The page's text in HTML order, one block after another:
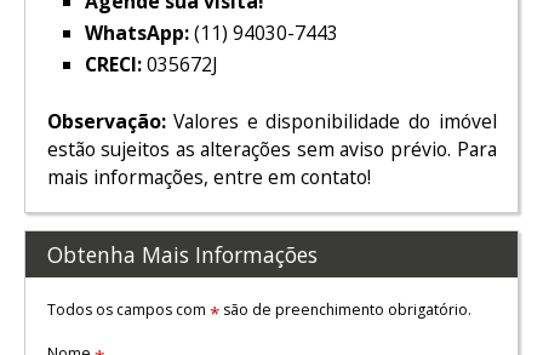
WhatsApp:(11) 94030-7443
CRECI:035672J
Observação:Valores e disponibilidade do imóvel
estão sujeitos as alterações sem aviso prévio. Para
mais informações, entre em contato!
Obtenha Mais Informações
Todos os campos com *são de preenchimento obrigatório.